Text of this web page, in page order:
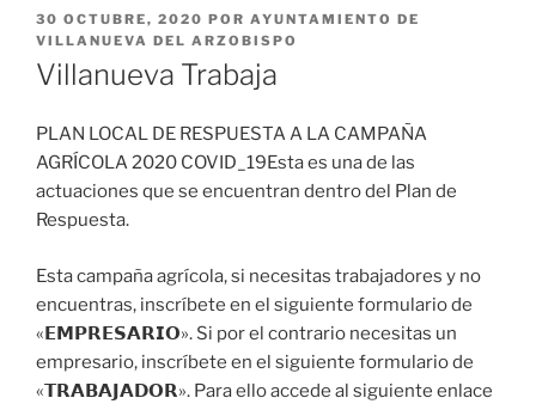
PUBLICADO
EL
30 OCTUBRE, 2020 POR AYUNTAMIENTO DE
VILLANUEVA DEL ARZOBISPO
Villanueva Trabaja
PLAN LOCAL DE RESPUESTA A LA CAMPAÑA
AGRÍCOLA 2020 COVID_19Esta es una de las
actuaciones que se encuentran dentro del Plan de
Respuesta.
Esta campaña agrícola, si necesitas trabajadores y no
encuentras, inscríbete en el siguiente formulario de
«𝗘𝗠𝗣𝗥𝗘𝗦𝗔𝗥𝗜𝗢». Si por el contrario necesitas un
empresario, inscríbete en el siguiente formulario de
«𝗧𝗥𝗔𝗕𝗔𝗝𝗔𝗗𝗢𝗥». Para ello accede al siguiente enlace